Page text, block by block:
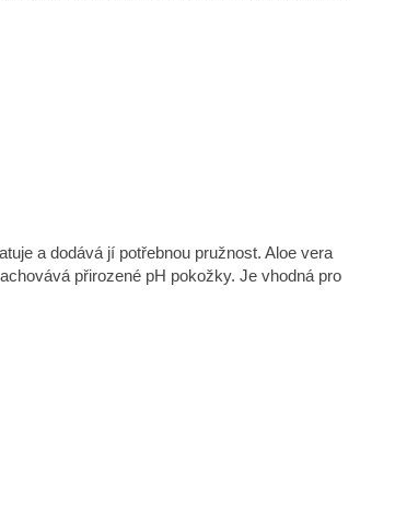
a dodává jí potřebnou pružnost. Aloe vera
přirozené pH pokožky. Je vhodná pro